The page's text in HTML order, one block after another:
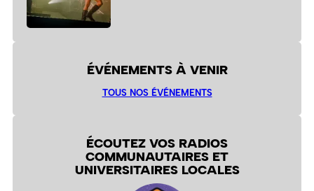
ÉVÉNEMENTS À VENIR
TOUS NOS ÉVÉNEMENTS
ÉCOUTEZ VOS RADIOS
COMMUNAUTAIRES ET
UNIVERSITAIRES LOCALES